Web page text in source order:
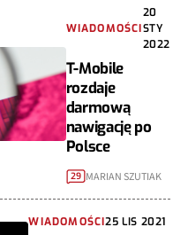
WIADOMOŚCI
20
STY
2022
T-Mobile
rozdaje
darmową
nawigację po
Polsce
29 MARIAN SZUTIAK
WIADOMOŚCI25 LIS 2021